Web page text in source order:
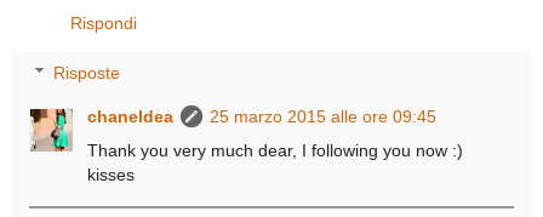
Rispondi
Risposte
chaneldea
25 marzo 2015 alle ore 09:45
Thank you very much dear, I following you now :)
kisses